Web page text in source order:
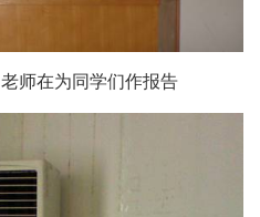
老师在为同学们作报告